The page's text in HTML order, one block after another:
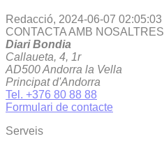
Redacció, 2024-06-07 02:05:03
CONTACTA AMB NOSALTRES
Diari Bondia
Callaueta, 4, 1r
AD500 Andorra la Vella
Principat d'Andorra
Tel. +376 80 88 88
Formulari de contacte
Serveis